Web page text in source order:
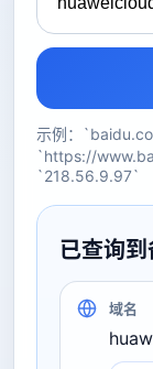
示例：
`https://
`218.56.9.97`
已查询
域名